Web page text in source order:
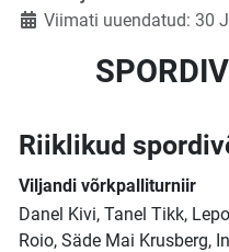
Viimati uuendatud: 30
Riiklikud
Viljandi võrkpalliturniir
Danel Kivi, Tanel Tikk,
Roio, Säde Mai Krusberg,